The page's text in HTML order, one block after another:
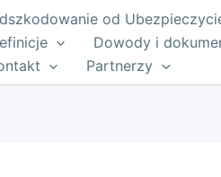
od
Dowody i
Partnerzy